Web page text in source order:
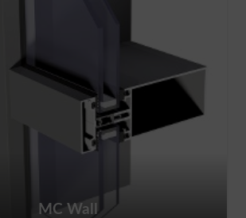
MC Wall